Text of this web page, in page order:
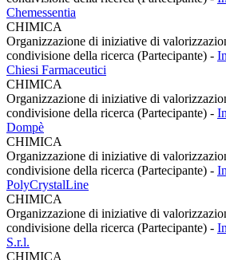
Chemessentia
CHIMICA
Organizzazione di iniziative di
condivisione della ricerca (Partecipante) -
Chiesi Farmaceutici
CHIMICA
Organizzazione di iniziative di
condivisione della ricerca (Partecipante) -
Dompè
CHIMICA
Organizzazione di iniziative di
condivisione della ricerca (Partecipante) -
PolyCrystalLine
CHIMICA
Organizzazione di iniziative di
condivisione della ricerca (Partecipante) -
S.r.l.
CHIMICA